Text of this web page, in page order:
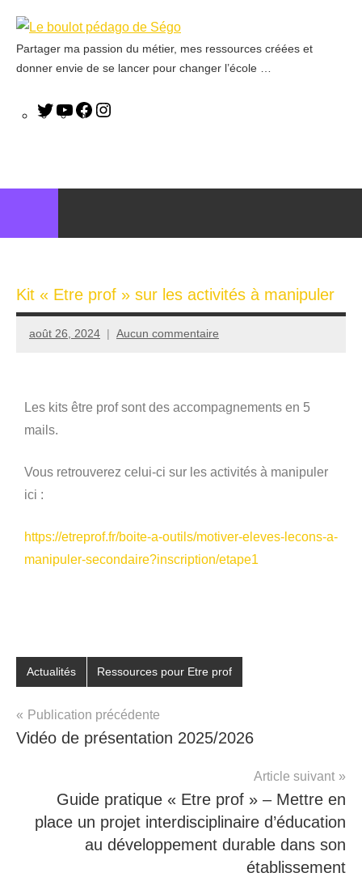
Le
boulot
Partager ma passion du métier, mes ressources créées et
donner envie de se lancer pour changer l’école …
Kit « Etre prof » sur les activités à manipuler
août 26, 2024
Seg0_La_Vraie
Aucun commentaire
Les kits être prof sont des accompagnements en 5
mails.
Vous retrouverez celui-ci sur les activités à manipuler
ici :
https://etreprof.fr/boite-a-outils/motiver-eleves-lecons-a-
manipuler-secondaire?inscription/etape1
Étiqueté
avec
evaluation,
Actualités Ressources pour Etre prof
Publication précédente
Vidéo de présentation 2025/2026
Article suivant
Guide pratique « Etre prof » – Mettre en
place un projet interdisciplinaire d’éducation
au développement durable dans son
établissement